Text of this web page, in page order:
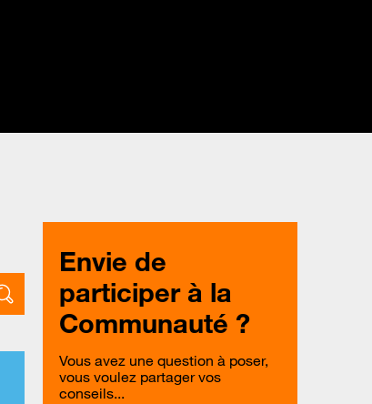
Envie de
participer à la
Communauté ?
Vous avez une question à poser,
vous voulez partager vos
conseils...